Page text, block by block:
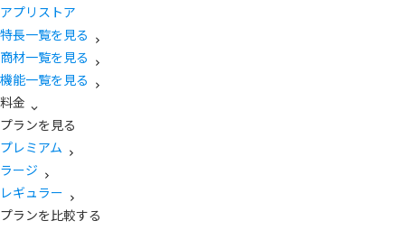
アプリストア
特長一覧を見る
商材一覧を見る
機能一覧を見る
料金
プランを見る
プレミアム
ラージ
レギュラー
プランを比較する